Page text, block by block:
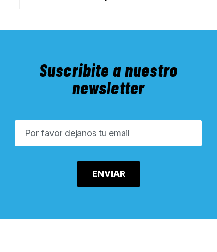
Suscribite a nuestro
newsletter